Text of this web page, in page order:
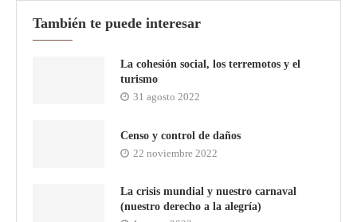
También te puede interesar
La cohesión social, los terremotos y el
turismo
31 agosto 2022
Censo y control de daños
22 noviembre 2022
La crisis mundial y nuestro carnaval
(nuestro derecho a la alegría)